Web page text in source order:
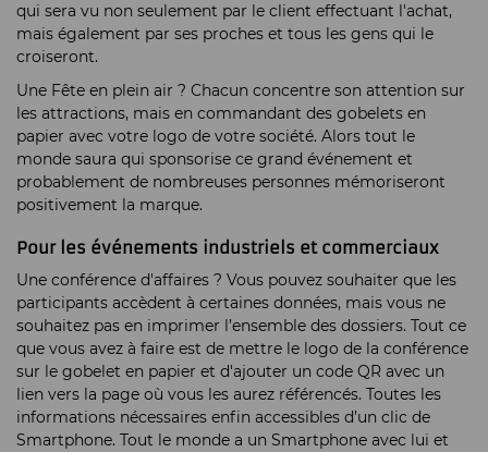
qui sera vu non seulement par le client effectuant l'achat,
mais également par ses proches et tous les gens qui le
croiseront.
Une Fête en plein air ? Chacun concentre son attention sur
les attractions, mais en commandant des gobelets en
papier avec votre logo de votre société. Alors tout le
monde saura qui sponsorise ce grand événement et
probablement de nombreuses personnes mémoriseront
positivement la marque.
Pour les événements industriels et commerciaux
Une conférence d'affaires ? Vous pouvez souhaiter que les
participants accèdent à certaines données, mais vous ne
souhaitez pas en imprimer l’ensemble des dossiers. Tout ce
que vous avez à faire est de mettre le logo de la conférence
sur le gobelet en papier et d'ajouter un code QR avec un
lien vers la page où vous les aurez référencés. Toutes les
informations nécessaires enfin accessibles d’un clic de
Smartphone. Tout le monde a un Smartphone avec lui et